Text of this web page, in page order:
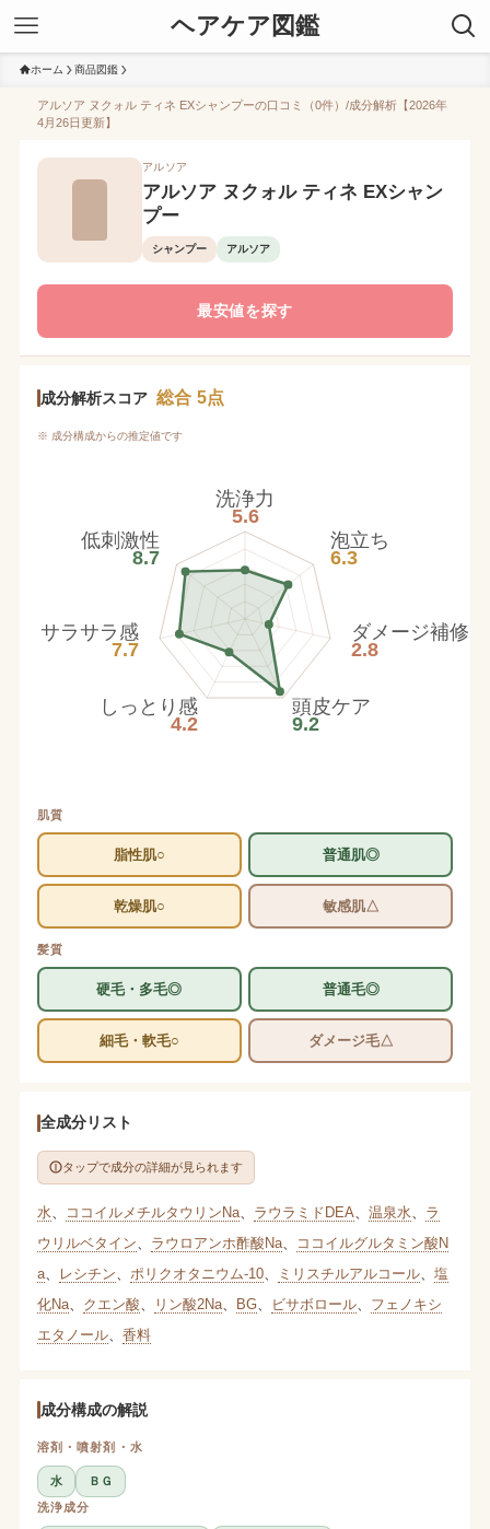
ヘアケア図鑑
ホーム 商品図鑑
アルソア ヌクォル ティネ EXシャンプーの口コミ（0件）/成分解析【2026年
4月26日更新】
アルソア
アルソア ヌクォル ティネ EXシャン
プー
シャンプー アルソア
最安値を探す
成分解析スコア 総合 5点
※ 成分構成からの推定値です
洗浄力
5.6
泡立ち
6.3
ダメージ補修
2.8
頭皮ケア
9.2
しっとり感
4.2
サラサラ感
7.7
低刺激性
8.7
肌質
脂性肌○ 普通肌◎
乾燥肌○ 敏感肌△
髪質
硬毛・多毛◎ 普通毛◎
細毛・軟毛○ ダメージ毛△
全成分リスト
タップで成分の詳細が見られます
水 ココイルメチルタウリンNa、 ラウラミドDEA 温泉水
ラ
ウリルベタイン
ラウロアンホ酢酸Na、
ココイルグルタミン酸N
a、 レシチン ポリクオタニウム-10、 ミリスチルアルコール、 塩
化Na、 クエン酸 リン酸2Na、 BG、 ビサボロール、 フェノキシ
エタノール、 香料
成分構成の解説
溶剤・噴射剤・水
水
ＢＧ
洗浄成分